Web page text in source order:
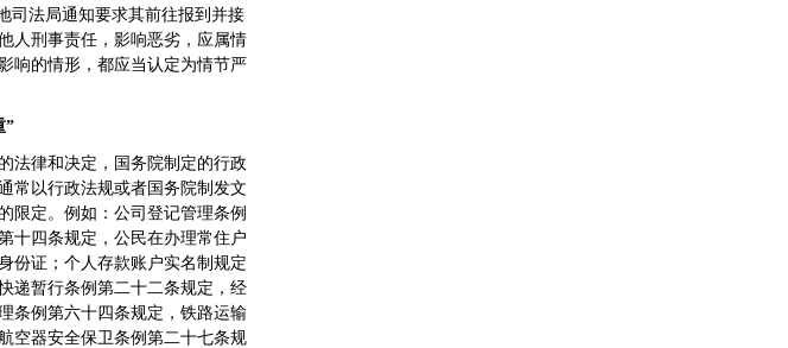
司法局通知要求其前往报到并接
人刑事责任，影响恶劣，应属情
响的情形，都应当认定为情节严
”
法律和决定，国务院制定的行政
常以行政法规或者国务院制发文
限定。例如：公司登记管理条例
十四条规定，公民在办理常住户
份证；个人存款账户实名制规定
递暂行条例第二十二条规定，经
条例第六十四条规定，铁路运输
空器安全保卫条例第二十七条规